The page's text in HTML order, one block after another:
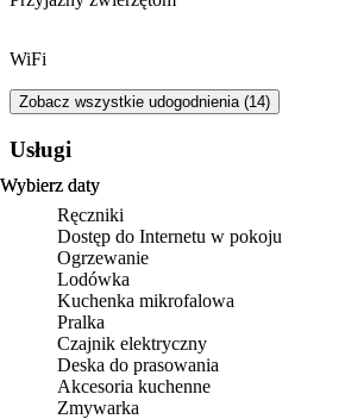
Kuchnia również blaty brudne, lepiące się,
płyta oblepiona pozostałościami po
gotowaniu. Generalnie jeden wielki brud.
Wybierz daty
Wybierz daty
WiFi
Zobacz wszystkie udogodnienia (14)
Usługi
Ręczniki
Dostęp do Internetu w pokoju
Ogrzewanie
Lodówka
Kuchenka mikrofalowa
Pralka
Czajnik elektryczny
Deska do prasowania
Akcesoria kuchenne
Zmywarka